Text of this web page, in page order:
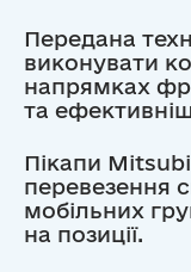
Передана
виконувати
напрямках
та
Пікапи
перевезення
мобільних
на позиції.